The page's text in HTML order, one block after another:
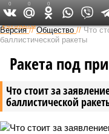
Версия //Общество //Что
баллистической ракеты
Что стоит за
баллистической
Ракета под
0 0 0